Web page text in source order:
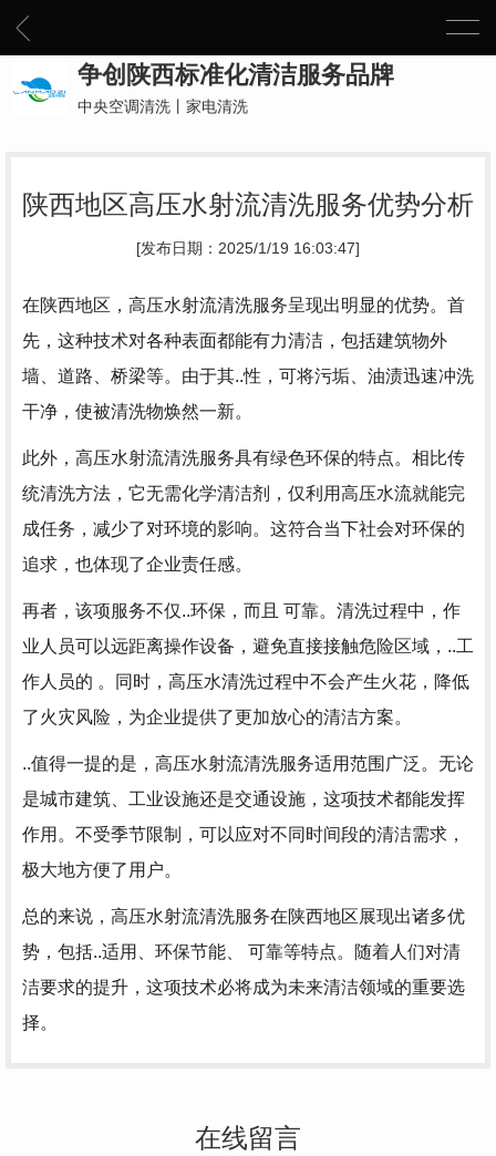
争创陕西标准化清洁服务品牌
中央空调清洗丨家电清洗
陕西地区高压水射流清洗服务优势分析
[发布日期：2025/1/19 16:03:47]
在陕西地区，高压水射流清洗服务呈现出明显的优势。首
先，这种技术对各种表面都能有力清洁，包括建筑物外
墙、道路、桥梁等。由于其..性，可将污垢、油渍迅速冲洗
干净，使被清洗物焕然一新。
此外，高压水射流清洗服务具有绿色环保的特点。相比传
统清洗方法，它无需化学清洁剂，仅利用高压水流就能完
成任务，减少了对环境的影响。这符合当下社会对环保的
追求，也体现了企业责任感。
再者，该项服务不仅..环保，而且 可靠。清洗过程中，作
业人员可以远距离操作设备，避免直接接触危险区域，..工
作人员的 。同时，高压水清洗过程中不会产生火花，降低
了火灾风险，为企业提供了更加放心的清洁方案。
..值得一提的是，高压水射流清洗服务适用范围广泛。无论
是城市建筑、工业设施还是交通设施，这项技术都能发挥
作用。不受季节限制，可以应对不同时间段的清洁需求，
极大地方便了用户。
总的来说，高压水射流清洗服务在陕西地区展现出诸多优
势，包括..适用、环保节能、 可靠等特点。随着人们对清
洁要求的提升，这项技术必将成为未来清洁领域的重要选
择。
在线留言